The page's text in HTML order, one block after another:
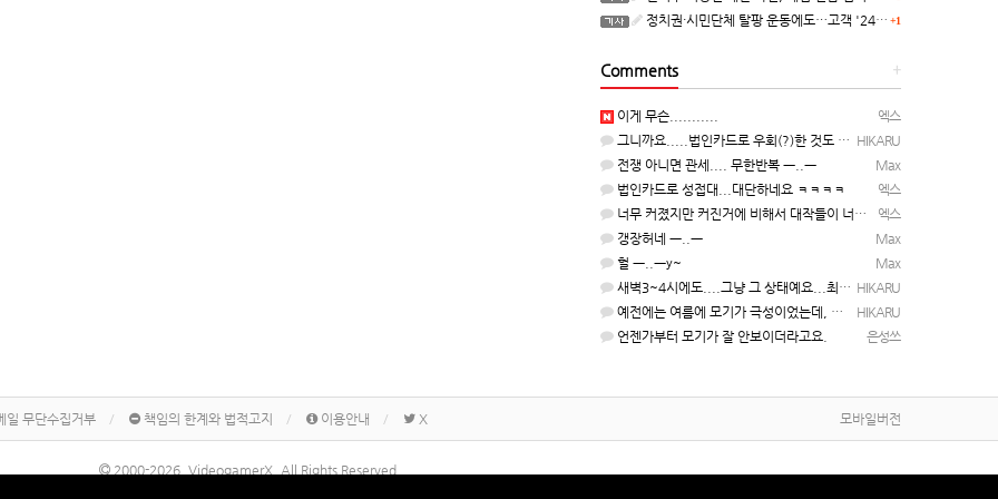
+1
정치권·시민단체 탈팡 운동에도…고객 '2470만명' 원상 회복, "고물가에 돌팡"
+
Comments
엑스
이게 무슨...........
HIKARU
그니까요.....법인카드로 우회(?)한 것도 아니고, 대놓고...ㅋ ㅋ)
Max
전쟁 아니면 관세.... 무한반복 ㅡ..ㅡ
엑스
법인카드로 성접대...대단하네요 ㅋㅋㅋㅋ
엑스
너무 커졌지만 커진거에 비해서 대작들이 너무 줄었죠.........
Max
갱장허네 ㅡ..ㅡ
Max
헐 ㅡ..ㅡy~
HIKARU
새벽3~4시에도....그냥 그 상태예요...최근 1주일은....
HIKARU
예전에는 여름에 모기가 극성이었는데, 여름에는 안나오는 것 같은.....ㅎ ㅎ)
은성쓰
언젠가부터 모기가 잘 안보이더라고요.
일 무단수집거부 책임의 한계와 법적고지 이용안내 X 모바일버전
2000-2026, VideogamerX. All Rights Reserved.